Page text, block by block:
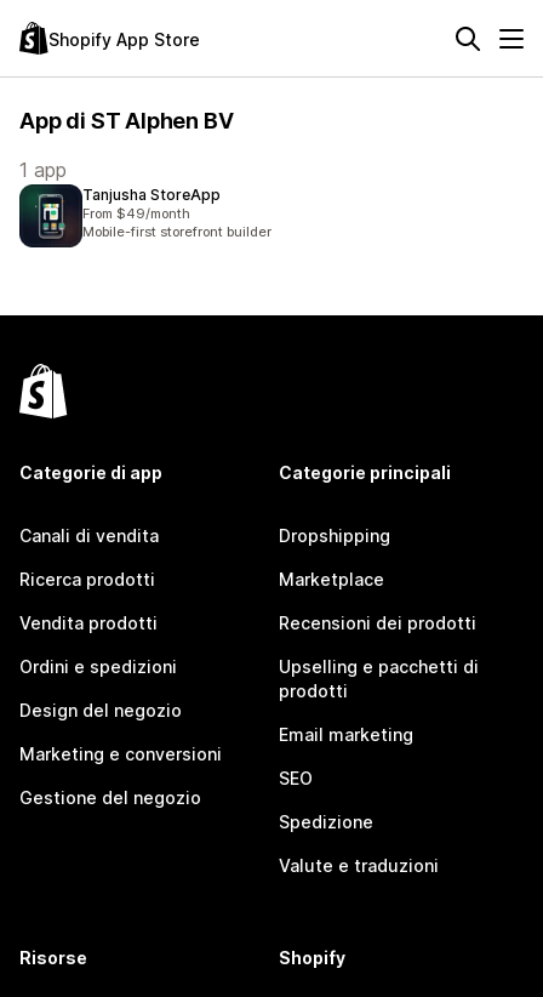
Shopify App Store
App di ST Alphen BV
1 app
Tanjusha StoreApp
From $49/month
Mobile-first storefront builder
Categorie di app
Canali di vendita
Ricerca prodotti
Vendita prodotti
Ordini e spedizioni
Design del negozio
Marketing e conversioni
Gestione del negozio
Categorie principali
Dropshipping
Marketplace
Recensioni dei prodotti
Upselling e pacchetti di
prodotti
Email marketing
SEO
Spedizione
Valute e traduzioni
Risorse Shopify